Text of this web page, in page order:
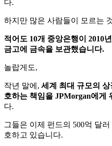
다.
하지만 많은 사람들이 모르는
적어도 10개 중앙은행이 2010
금고에 금속을 보관했습니다.
놀랍게도,
작년 말에, 세계 최대 규모의
호하는 책임을 JPMorgan에게
다.
그들은 이제 펀드의 500억 달
호하고 있습니다.